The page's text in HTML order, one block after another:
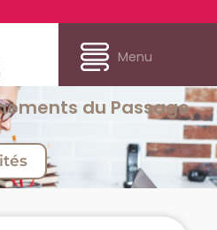
Menu
du Passage